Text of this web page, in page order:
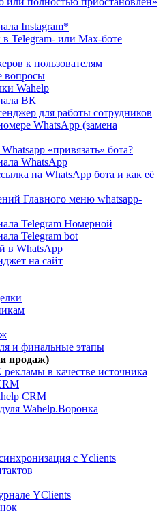
Instagram*
Telegram- или Max-боте
к пользователям
вопросы
Wahelp
ВК
для работы сотрудников
WhatsApp (замена
«привязать» бота?
WhatsApp
на WhatsApp бота и как её
Главного меню whatsapp-
Telegram Номерной
Telegram bot
в WhatsApp
на сайт
и финальные этапы
продаж)
в качестве источника
CRM
Wahelp.Воронка
с Yclients
YClients